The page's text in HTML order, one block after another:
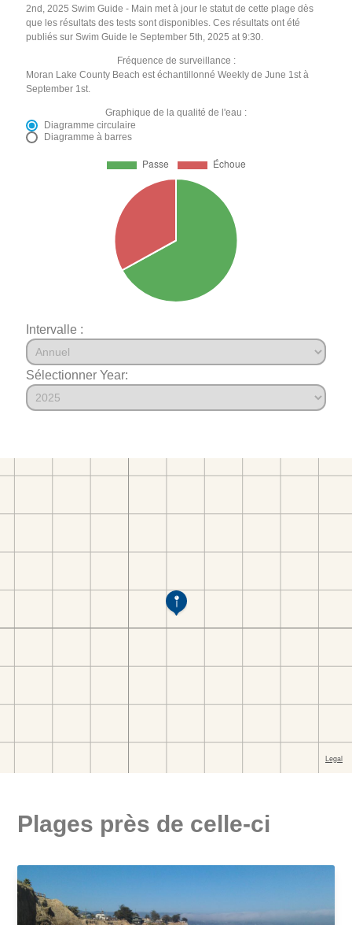
2nd, 2025 Swim Guide - Main met à jour le statut de cette plage dès
que les résultats des tests sont disponibles. Ces résultats ont été
publiés sur Swim Guide le September 5th, 2025 at 9:30.
Fréquence de surveillance :
Moran Lake County Beach est échantillonné Weekly de June 1st à
September 1st.
Graphique de la qualité de l'eau :
Diagramme circulaire
Diagramme à barres
Intervalle :
Sélectionner Year:
Plages près de celle-ci